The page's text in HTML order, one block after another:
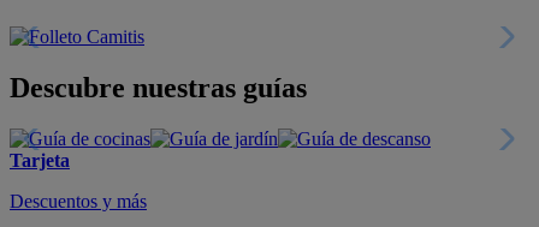
Descubre nuestras guías
Tarjeta
Descuentos y más